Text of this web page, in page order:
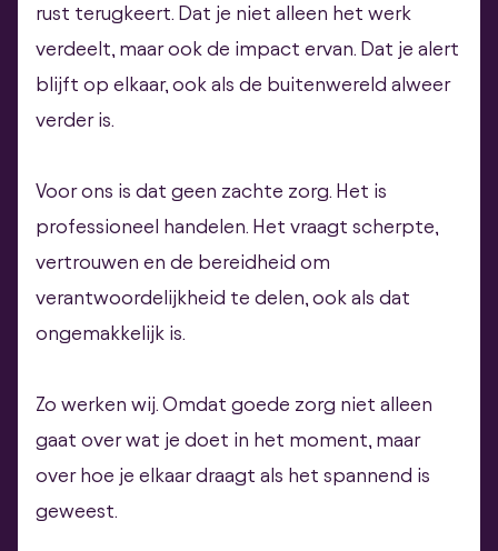
rust terugkeert. Dat je niet alleen het werk
verdeelt, maar ook de impact ervan. Dat je alert
blijft op elkaar, ook als de buitenwereld alweer
verder is.
Voor ons is dat geen zachte zorg. Het is
professioneel handelen. Het vraagt scherpte,
vertrouwen en de bereidheid om
verantwoordelijkheid te delen, ook als dat
ongemakkelijk is.
Zo werken wij. Omdat goede zorg niet alleen
gaat over wat je doet in het moment, maar
over hoe je elkaar draagt als het spannend is
geweest.